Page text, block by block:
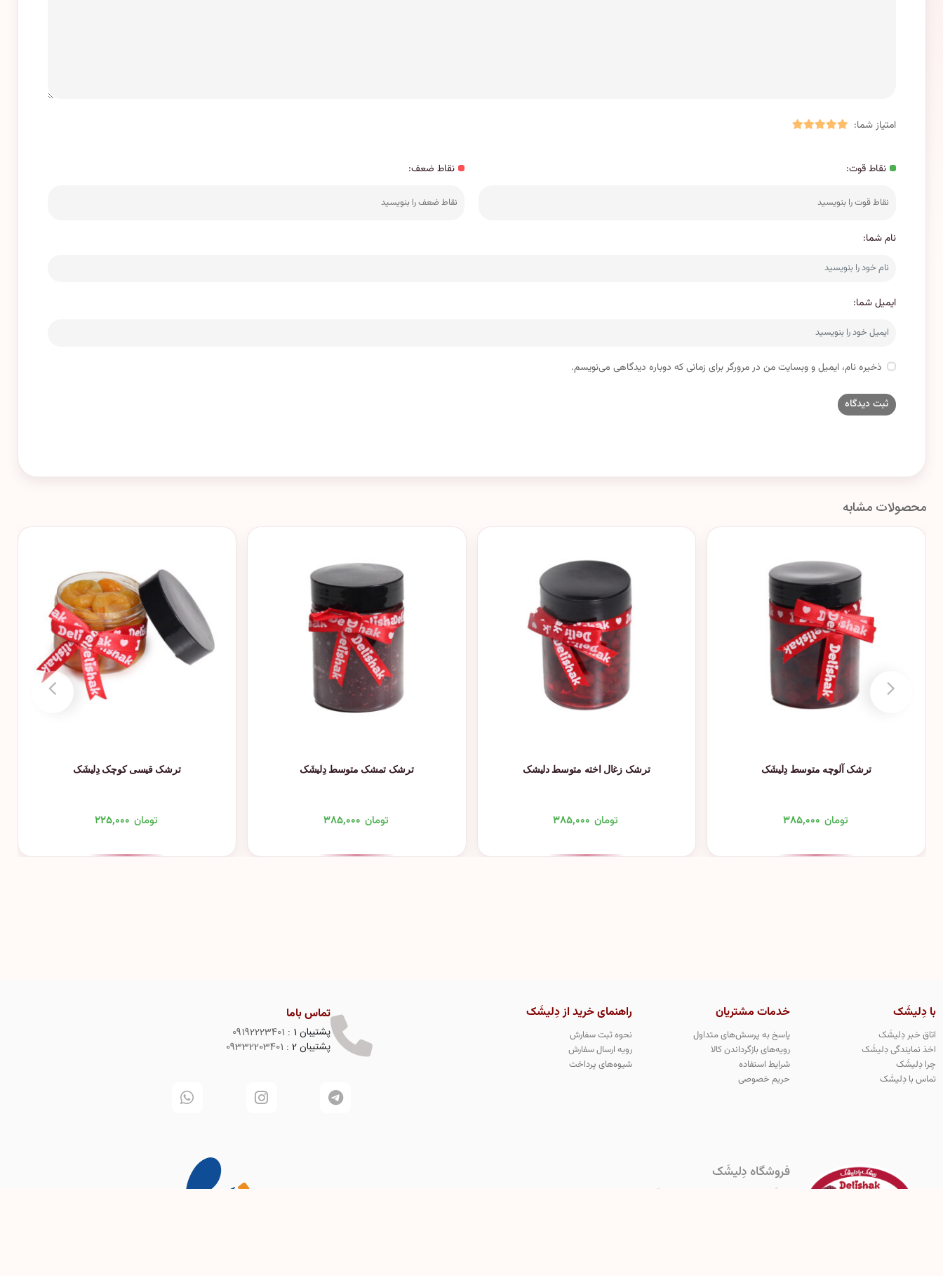
امتیاز شما:
نقاط قوت: نقاط ضعف:
نام شما:
ایمیل شما:
ذخیره نام، ایمیل و وبسایت من در مرورگر برای زمانی که دوباره دیدگاهی می‌نویسم.
محصولات مشابه
ترشک آلوچه متوسط دِلیشَک
۳۸۵,۰۰۰ تومان
ترشک زغال اخته متوسط دلیشک
۳۸۵,۰۰۰ تومان
ترشک تمشک متوسط دِلیشَک
۳۸۵,۰۰۰ تومان
ترشک قیسی کوچک دِلیشَک
۲۲۵,۰۰۰ تومان
با دِلیشَک
اتاق خبر دِلیشَک
اخذ نمایندگی دِلیشَک
چرا دِلیشَک
تماس با دِلیشَک
خدمات مشتریان
پاسخ به پرسش‌های متداول
رویه‌های بازگرداندن کالا
شرایط استفاده
حریم خصوصی
راهنمای خرید از دِلیشَک
نحوه ثبت سفارش
رویه ارسال سفارش
شیوه‌های پرداخت
تماس باما
پشتیبان 1 :
09192223401
پشتیبان 2 :
09332203401
فروشگاه دِلیشَک
دِلیشَک اولین و‌ تنها تولید کننده معتبر و قانونی دسرهای کیک لواشکی در جهان میباشد و تمامی طرح های محصولات